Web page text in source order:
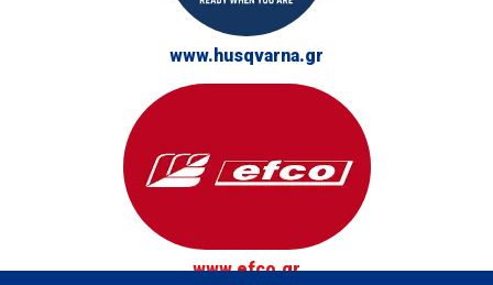
www.husqvarna.gr
www.efco.gr